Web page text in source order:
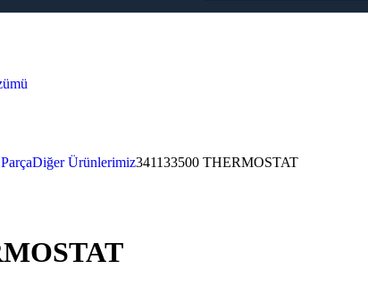
Diğer Ürünlerimiz341133500 THERMOSTAT